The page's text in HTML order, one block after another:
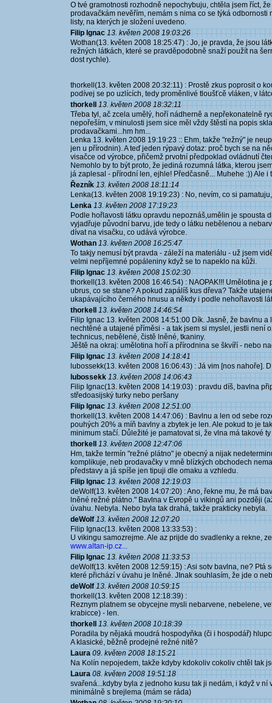
O tvé gramotnosti rozhodně nepochybuju, chtěla jsem říct,
prodavačkám nevěřím, nemám s nima co se týká
listy, na kterých je složení uvedeno.
Filip Ignac 13. květen 2008 19:03:26
Wothan(13. květen 2008 18:25:47) : Jo, je pravda, že jsou
režných látkách, které se pravděpodobně snaží použít na
dost rychle).
thorkell(13. květen 2008 20:32:11) : Prostě zkus poprosit o
podívej se po uzlících, tedy proměnlivé tloušťcě vláken, v
thorkell 13. květen 2008 18:32:11
Třeba tyl, ač zcela umělý, hoří nádherně a nepřekonatelně
nepořeším, v minulosti jsem sice měl vždy štěstí na popis
prodavačkami...hm hm...
Lenka 13. květen 2008 19:19:23 :: Ehm, takže "režný" je
jen u přírodnin). A teď jeden rýpavý dotaz: proč bych se na
visačce od výrobce, přičemž prvotní předpoklad ovládnutí
Nemohlo by to být proto, že jediná rozumná látka, kterou
já zaplesal - přírodní len, ejhle! Předčasně... Muhehe :)) Ale i
Řezník 13. květen 2008 18:11:14
Lenka(13. květen 2008 19:19:23) : No, nevím, co si
Lenka 13. květen 2008 17:19:23
Podle hořlavosti látku opravdu nepoznáš,umělin je spousta
vyjadřuje původní barvu, jde tedy o látku nebělenou a
dívat na visačku, co udává výrobce.
Wothan 13. květen 2008 16:25:47
To takjy nemusí být pravda - záleží na materiálu - už jsem
velmi nepříjemné popáleniny když se to napeklo na kůži.
Filip Ignac 13. květen 2008 15:02:30
thorkell(13. květen 2008 16:46:54) : NAOPAK!!! Umělotina
ubrus, co se stane? A pokud zapálíš kus dřeva? Takže
ukapávajícího černého hnusu a někdy i podle nehořlavosti
thorkell 13. květen 2008 14:46:54
Filip Ignac 13. květen 2008 14:51:00 Dík. Jasně, že bavlnu
nechtěné a utajené příměsi - a tak jsem si myslel, jestli není
technicus, nebělené, čistě lněné, tkaniny.
Jěště na okraj: umělotina hoří a přírodnina se škvíří - nebo
Filip Ignac 13. květen 2008 14:18:41
lubossekk(13. květen 2008 16:06:43) : Já vim [nos nahoře].
lubossekk 13. květen 2008 14:06:43
Filip Ignac(13. květen 2008 14:19:03) : pravdu díš, bavlna
středoasijský turky nebo peršany
Filip Ignac 13. květen 2008 12:51:00
thorkell(13. květen 2008 14:47:06) : Bavlnu a len od sebe
pouhých 20% a míň bavlny a zbytek je len. Ale pokud to je
minimum stačí. Důležité je pamatovat si, že vlna má takové
thorkell 13. květen 2008 12:47:06
Hm, takže termín "režné plátno" je obecný a nijak
komplikuje, neb prodavačky v mně blízkých obchodech
představy a já spíše jen tipuji dle omaku a vzhledu.
Filip Ignac 13. květen 2008 12:19:03
deWolf(13. květen 2008 14:07:20) : Ano, řekne mu, že má
lněné režné plátno." Bavlna v Evropě u vikingů ani později
úvahu. Nebyla. Nebo byla tak drahá, takže prakticky nebyla.
deWolf 13. květen 2008 12:07:20
Filip Ignac(13. květen 2008 13:33:53) :
U vikingu samozrejme. Ale az prijde do svadlenky a rekne,
www.altan-ip.cz...
Filip Ignac 13. květen 2008 11:33:53
deWolf(13. květen 2008 12:59:15) : Asi sotv bavlna, ne?
které přichází v úvahu je lněné. JInak souhlasím, že jde o
deWolf 13. květen 2008 10:59:15
thorkell(13. květen 2008 12:18:39) :
Reznym platnem se obycejne mysli nebarvene, nebelene,
krabicce) - len.
thorkell 13. květen 2008 10:18:39
Poradila by nějaká moudrá hospodyňka (či i hospodář)
A klasické, běžně prodejné režné nitě?
Laura 09. květen 2008 18:15:21
Na Kolín nepojedem, takže kdyby kdokoliv cokoliv chtěl tak
Laura 08. květen 2008 19:51:18
svařená...kdyby byla z jednoho kusu tak ji nedám, i když v
minimálně s brejlema (mám se ráda)